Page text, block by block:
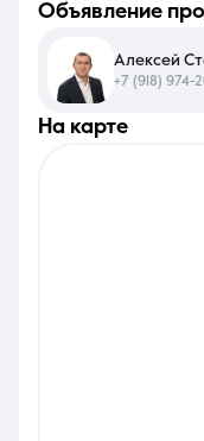
на карте
объявление
Алексей
+7 (918) 974-